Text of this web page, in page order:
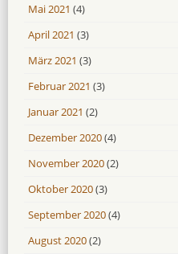
Mai 2021 (4)
April 2021 (3)
März 2021 (3)
Februar 2021 (3)
Januar 2021 (2)
Dezember 2020(4)
November 2020(2)
Oktober 2020(3)
September 2020(4)
August 2020(2)